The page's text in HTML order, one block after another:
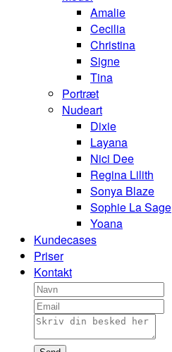
Amalie
Cecilia
Christina
Signe
Tina
Portræt
Nudeart
Dixie
Layana
Nici Dee
Regina Lilith
Sonya Blaze
Sophie La Sage
Yoana
Kundecases
Priser
Kontakt